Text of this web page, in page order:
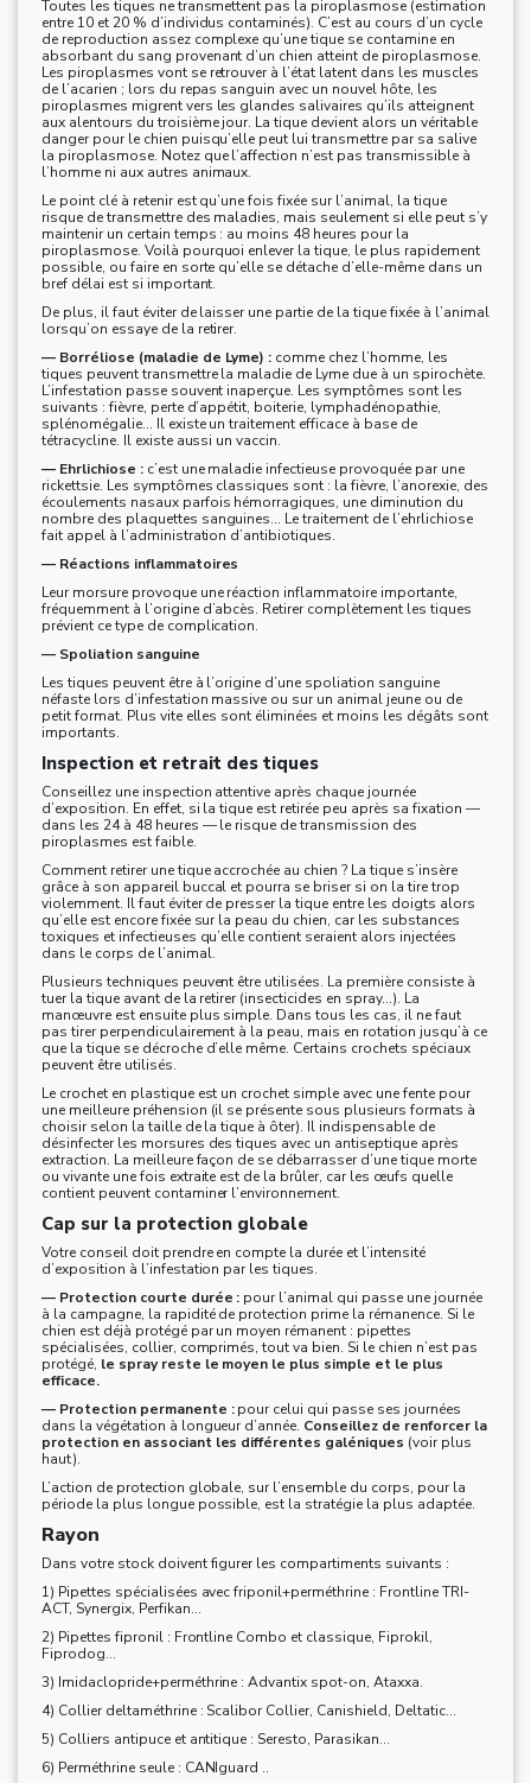
Toutes les tiques ne transmettent pas la piroplasmose (estimation
entre 10 et 20 % d’individus contaminés). C’est au cours d’un cycle
de reproduction assez complexe qu’une tique se contamine en
absorbant du sang provenant d’un chien atteint de piroplasmose.
Les piroplasmes vont se retrouver à l’état latent dans les muscles
de l’acarien ; lors du repas sanguin avec un nouvel hôte, les
piroplasmes migrent vers les glandes salivaires qu’ils atteignent
aux alentours du troisième jour. La tique devient alors un véritable
danger pour le chien puisqu’elle peut lui transmettre par sa salive
la piroplasmose. Notez que l’affection n’est pas transmissible à
l’homme ni aux autres animaux.
Le point clé à retenir est qu’une fois fixée sur l’animal, la tique
risque de transmettre des maladies, mais seulement si elle peut s’y
maintenir un certain temps : au moins 48 heures pour la
piroplasmose. Voilà pourquoi enlever la tique, le plus rapidement
possible, ou faire en sorte qu’elle se détache d’elle-même dans un
bref délai est si important.
De plus, il faut éviter de laisser une partie de la tique fixée à l’animal
lorsqu’on essaye de la retirer.
— Borréliose (maladie de Lyme) : comme chez l’homme, les
tiques peuvent transmettre la maladie de Lyme due à un spirochète.
L’infestation passe souvent inaperçue. Les symptômes sont les
suivants : fièvre, perte d’appétit, boiterie, lymphadénopathie,
splénomégalie... Il existe un traitement efficace à base de
tétracycline. Il existe aussi un vaccin.
— Ehrlichiose :c’est une maladie infectieuse provoquée par une
rickettsie. Les symptômes classiques sont : la fièvre, l’anorexie, des
écoulements nasaux parfois hémorragiques, une diminution du
nombre des plaquettes sanguines... Le traitement de l’ehrlichiose
fait appel à l’administration d’antibiotiques.
— Réactions inflammatoires
Leur morsure provoque une réaction inflammatoire importante,
fréquemment à l’origine d’abcès. Retirer complètement les tiques
prévient ce type de complication.
— Spoliation sanguine
Les tiques peuvent être à l’origine d’une spoliation sanguine
néfaste lors d’infestation massive ou sur un animal jeune ou de
petit format. Plus vite elles sont éliminées et moins les dégâts sont
importants.
Inspection et retrait des tiques
Conseillez une inspection attentive après chaque journée
d’exposition. En effet, si la tique est retirée peu après sa fixation —
dans les 24 à 48 heures — le risque de transmission des
piroplasmes est faible.
Comment retirer une tique accrochée au chien ? La tique s’insère
grâce à son appareil buccal et pourra se briser si on la tire trop
violemment. Il faut éviter de presser la tique entre les doigts alors
qu’elle est encore fixée sur la peau du chien, car les substances
toxiques et infectieuses qu’elle contient seraient alors injectées
dans le corps de l’animal.
Plusieurs techniques peuvent être utilisées. La première consiste à
tuer la tique avant de la retirer (insecticides en spray…). La
manœuvre est ensuite plus simple. Dans tous les cas, il ne faut
pas tirer perpendiculairement à la peau, mais en rotation jusqu’à ce
que la tique se décroche d’elle même. Certains crochets spéciaux
peuvent être utilisés.
Le crochet en plastique est un crochet simple avec une fente pour
une meilleure préhension (il se présente sous plusieurs formats à
choisir selon la taille de la tique à ôter). Il indispensable de
désinfecter les morsures des tiques avec un antiseptique après
extraction. La meilleure façon de se débarrasser d’une tique morte
ou vivante une fois extraite est de la brûler, car les œufs quelle
contient peuvent contaminer l’environnement.
Cap sur la protection globale
Votre conseil doit prendre en compte la durée et l’intensité
d’exposition à l’infestation par les tiques.
— Protection courte durée : pour l’animal qui passe une journée
à la campagne, la rapidité de protection prime la rémanence. Si le
chien est déjà protégé par un moyen rémanent : pipettes
spécialisées, collier, comprimés, tout va bien. Si le chien n’est pas
protégé, le spray reste le moyen le plus simple et le plus
efficace.
— Protection permanente :pour celui qui passe ses journées
dans la végétation à longueur d’année. Conseillez de renforcer la
protection en associant les différentes galéniques (voir plus
haut).
L’action de protection globale, sur l’ensemble du corps, pour la
période la plus longue possible, est la stratégie la plus adaptée.
Rayon
Dans votre stock doivent figurer les compartiments suivants :
1) Pipettes spécialisées avec friponil+perméthrine : Frontline TRI-
ACT, Synergix, Perfikan...
2) Pipettes fipronil : Frontline Combo et classique, Fiprokil,
Fiprodog…
3) Imidaclopride+perméthrine : Advantix spot-on, Ataxxa.
4) Collier deltaméthrine : Scalibor Collier, Canishield, Deltatic...
5) Colliers antipuce et antitique : Seresto, Parasikan…
6) Perméthrine seule : CANIguard ..